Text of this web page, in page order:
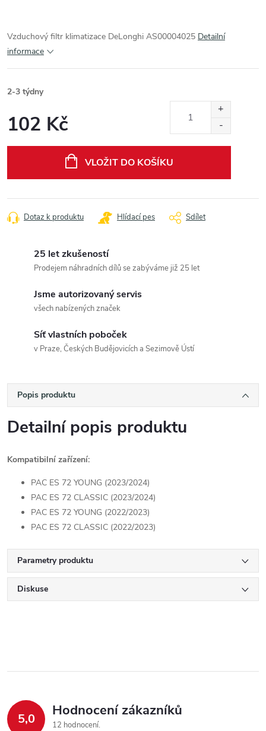
Vzduchový filtr klimatizace DeLonghi AS00004025 Detailní
informace
2-3 týdny
102 Kč
VLOŽIT DO KOŠÍKU
Dotaz k produktu Hlídací pes Sdílet
25 let zkušeností
Prodejem náhradních dílů se zabýváme již 25 let
Jsme autorizovaný servis
všech nabízených značek
Síť vlastních poboček
v Praze, Českých Budějovicích a Sezimově Ústí
Popis produktu
Detailní popis produktu
Kompatibilní zařízení:
PAC ES 72 YOUNG (2023/2024)
PAC ES 72 CLASSIC (2023/2024)
PAC ES 72 YOUNG (2022/2023)
PAC ES 72 CLASSIC (2022/2023)
Parametry produktu
Diskuse
5,0 Hodnocení zákazníků
12 hodnocení